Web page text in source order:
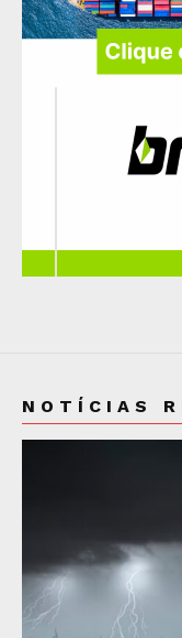
NOTÍCIAS